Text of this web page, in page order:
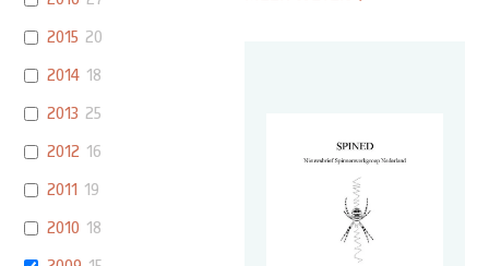
2015 20
2014 18
2013 25
2012 16
2011 19
2010 18